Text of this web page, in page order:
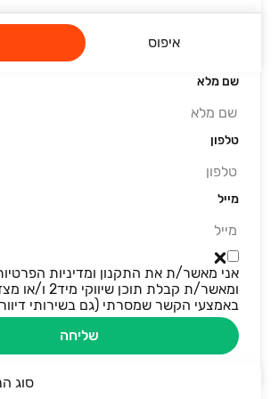
סוג
איפוס
שם מלא
טלפון
מייל
אני מאשר/ת את התקנון ומדיניות
ומאשר/ת קבלת
באמצעי הקשר שמסרתי (גם בשירותי
שליחה